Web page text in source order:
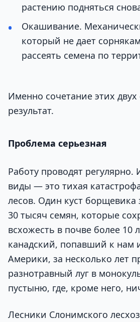
растению подняться
Окашивание.
который не дает
рассеять семена по
Именно сочетание этих двух
результат.
Проблема серьезная
Работу проводят
виды — это тихая
лесов. Один куст борщевика
30 тысяч семян, которые
всхожесть в почве более 10
канадский, попавший к нам
Америки, за несколько лет
разнотравный луг в
пустыню, где, кроме него,
Лесники Слонимского